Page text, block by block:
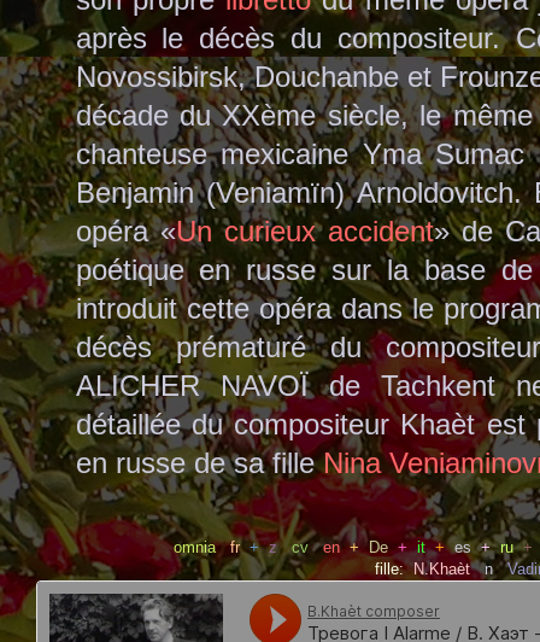
après le décès du compositeur.
Novossibirsk, Douchanbe et
décade du XXème siècle, le
chanteuse mexicaine Yma
Benjamin (Veniamïn)
opéra «Un curieux accident» de
poétique en russe sur la base
introduit cette opéra dans le
décès prématuré du
ALICHER NAVOÏ de Tachkent
détaillée du compositeur Khaèt est
en russe de sa filleNina
omnia fr + z cv en + De + it + es + ru +
fille: N.Khaèt n